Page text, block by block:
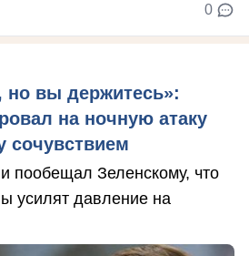
0
вы держитесь»:
на ночную атаку
сочувствием
пообещал Зеленскому, что
усилят давление на